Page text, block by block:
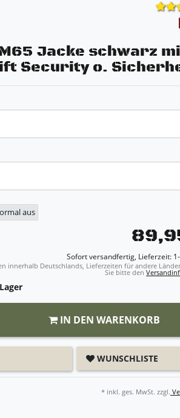
Jacke schwarz
Security o.
aus
Sofort versandfertig, Lieferzeit:
innerhalb Deutschlands, Lieferzeiten für andere
Sie bitte den
IN DEN WARENKORB
WUNSCHLISTE
* inkl. ges. MwSt. zzgl.